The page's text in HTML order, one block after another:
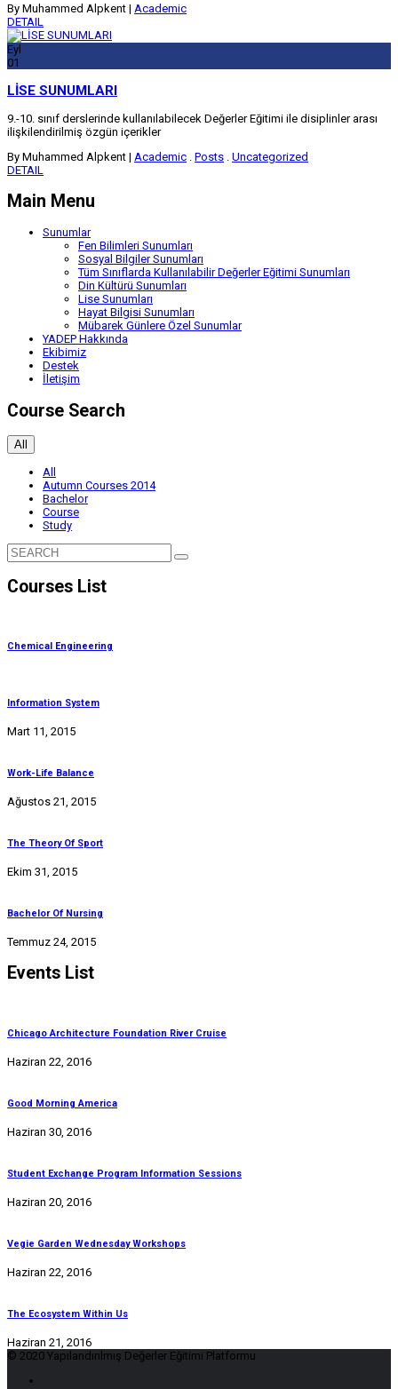
By Muhammed Alpkent | Academic
DETAIL
Eyl
01
LİSE SUNUMLARI
9.-10. sınıf derslerinde kullanılabilecek Değerler Eğitimi ile disiplinler arası
ilişkilendirilmiş özgün içerikler
By Muhammed Alpkent | Academic . Posts . Uncategorized
DETAIL
Main Menu
Sunumlar
Fen Bilimleri Sunumları
Sosyal Bilgiler Sunumları
Tüm Sınıflarda Kullanılabilir Değerler Eğitimi Sunumları
Din Kültürü Sunumları
Lise Sunumları
Hayat Bilgisi Sunumları
Mübarek Günlere Özel Sunumlar
YADEP Hakkında
Ekibimiz
Destek
İletişim
Course Search
All
All
Autumn Courses 2014
Bachelor
Course
Study
Courses List
Chemical Engineering
Information System
Mart 11, 2015
Work-Life Balance
Ağustos 21, 2015
The Theory Of Sport
Ekim 31, 2015
Bachelor Of Nursing
Temmuz 24, 2015
Events List
Chicago Architecture Foundation River Cruise
Haziran 22, 2016
Good Morning America
Haziran 30, 2016
Student Exchange Program Information Sessions
Haziran 20, 2016
Vegie Garden Wednesday Workshops
Haziran 22, 2016
The Ecosystem Within Us
Haziran 21, 2016
© 2020 Yapılandırılmış Değerler Eğitimi Platformu